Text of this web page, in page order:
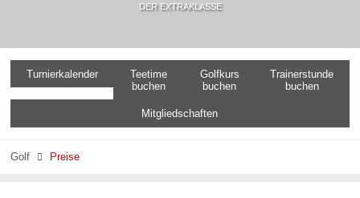
DER EXTRAKLASSE
Turnierkalender
Teetime
buchen
Golfkurs
buchen
Trainerstunde
buchen
Mitgliedschaften
Golf  Preise